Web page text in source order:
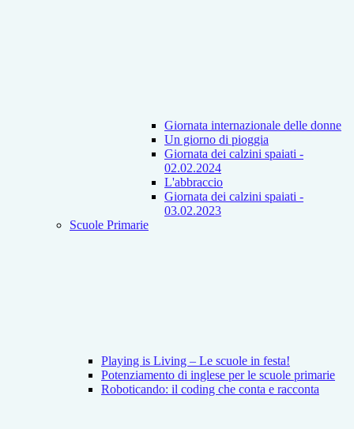
Giornata internazionale delle donne
Un giorno di pioggia
Giornata dei calzini spaiati -
02.02.2024
L'abbraccio
Giornata dei calzini spaiati -
03.02.2023
Scuole Primarie
Playing is Living – Le scuole in festa!
Potenziamento di inglese per le scuole primarie
Roboticando: il coding che conta e racconta